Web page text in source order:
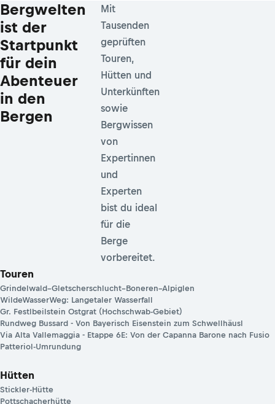
Bergwelten
ist der
Startpunkt
für dein
Abenteuer
in den
Bergen
Mit
Tausenden
geprüften
Touren,
Hütten und
Unterkünften
sowie
Bergwissen
von
Expertinnen
und
Experten
bist du ideal
für die
Berge
vorbereitet.
Touren
Grindelwald–Gletscherschlucht–Boneren–Alpiglen
WildeWasserWeg: Langetaler Wasserfall
Gr. Festlbeilstein Ostgrat (Hochschwab-Gebiet)
Rundweg Bussard - Von Bayerisch Eisenstein zum Schwellhäusl
Via Alta Vallemaggia - Etappe 6E: Von der Capanna Barone nach Fusio
Patteriol-Umrundung
Hütten
Stickler-Hütte
Pottschacherhütte